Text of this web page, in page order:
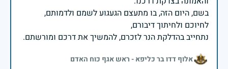
בשם, היום הזה, בו מתעצם הגעגוע לשמם ולדמותם,
נתחייב בהדלקת הנר לזכרם, להמשיך את דרכם ומורשתם.
אלוף דדו בר כליפא - ראש אגף כוח האדם